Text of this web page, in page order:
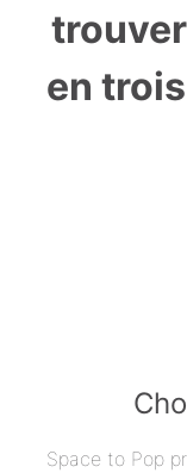
en
Space to Pop